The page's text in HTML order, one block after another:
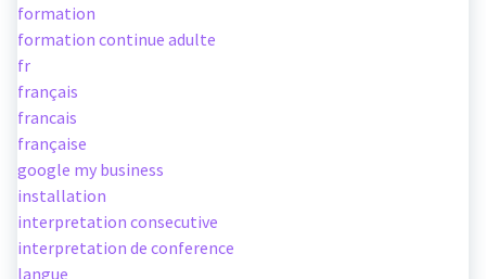
formation
formation continue adulte
fr
français
francais
française
google my business
installation
interpretation consecutive
interpretation de conference
langue